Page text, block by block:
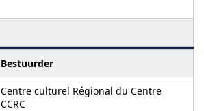
Bestuurder
Centre culturel Régional du Centre
CCRC